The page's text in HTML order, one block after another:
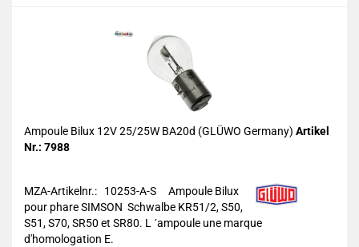
Ampoule Bilux 12V 25/25W BA20d (GLÜWO Germany) Artikel
Nr.: 7988
MZA-Artikelnr.: 10253-A-S
Ampoule Bilux
pour phare SIMSON Schwalbe KR51/2, S50,
S51, S70, SR50 et SR80. L ´ampoule une marque
d'homologation E.